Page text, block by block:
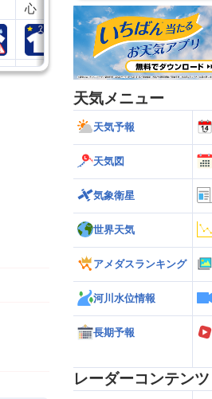
天気メニュー
天気予報
天気図
気象衛星
世界天気
アメダスランキング
河川水位情報
長期予報
レーダーコンテンツ